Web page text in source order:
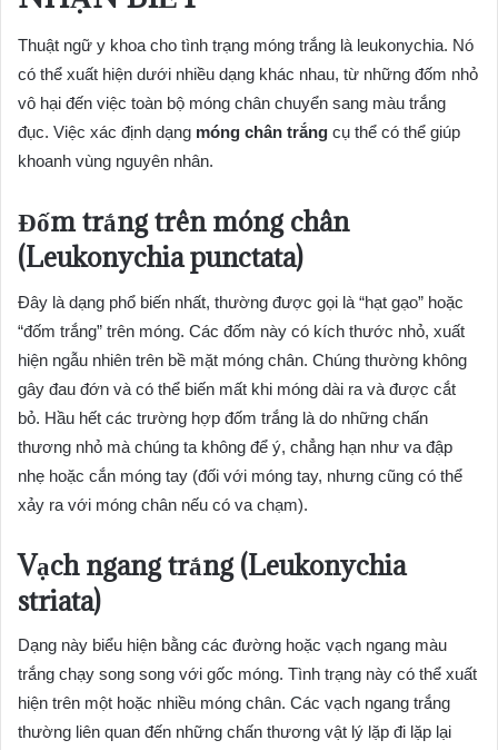
Thuật ngữ y khoa cho tình trạng móng trắng là leukonychia. Nó
có thể xuất hiện dưới nhiều dạng khác nhau, từ những đốm nhỏ
vô hại đến việc toàn bộ móng chân chuyển sang màu trắng
đục. Việc xác định dạng móng chân trắng cụ thể có thể giúp
khoanh vùng nguyên nhân.
Đốm trắng trên móng chân
(Leukonychia punctata)
Đây là dạng phổ biến nhất, thường được gọi là “hạt gạo” hoặc
“đốm trắng” trên móng. Các đốm này có kích thước nhỏ, xuất
hiện ngẫu nhiên trên bề mặt móng chân. Chúng thường không
gây đau đớn và có thể biến mất khi móng dài ra và được cắt
bỏ. Hầu hết các trường hợp đốm trắng là do những chấn
thương nhỏ mà chúng ta không để ý, chẳng hạn như va đập
nhẹ hoặc cắn móng tay (đối với móng tay, nhưng cũng có thể
xảy ra với móng chân nếu có va chạm).
Vạch ngang trắng (Leukonychia
striata)
Dạng này biểu hiện bằng các đường hoặc vạch ngang màu
trắng chạy song song với gốc móng. Tình trạng này có thể xuất
hiện trên một hoặc nhiều móng chân. Các vạch ngang trắng
thường liên quan đến những chấn thương vật lý lặp đi lặp lại